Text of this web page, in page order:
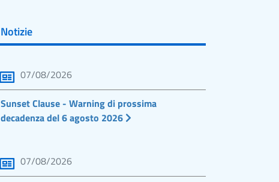
Notizie
07/08/2026
Sunset Clause - Warning di prossima
decadenza del 6 agosto 2026
07/08/2026